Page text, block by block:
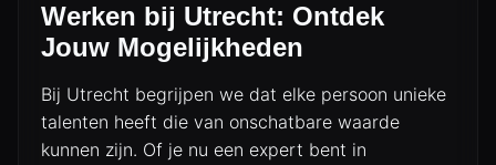
Werken bij Utrecht: Ontdek
Jouw Mogelijkheden
Bij Utrecht begrijpen we dat elke persoon unieke
talenten heeft die van onschatbare waarde
kunnen zijn. Of je nu een expert bent in